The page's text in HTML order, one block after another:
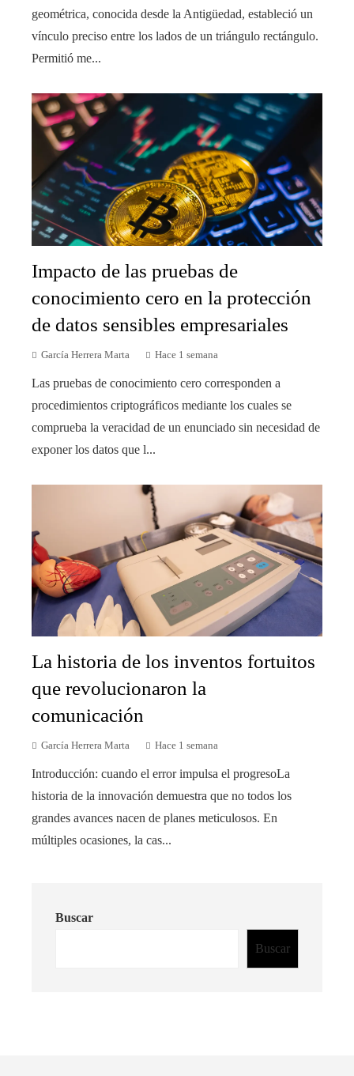
geométrica, conocida desde la Antigüedad, estableció un
vínculo preciso entre los lados de un triángulo rectángulo.
Permitió me...
Impacto de las pruebas de
conocimiento cero en la protección
de datos sensibles empresariales
García Herrera Marta Hace 1 semana
Las pruebas de conocimiento cero corresponden a
procedimientos criptográficos mediante los cuales se
comprueba la veracidad de un enunciado sin necesidad de
exponer los datos que l...
La historia de los inventos fortuitos
que revolucionaron la
comunicación
García Herrera Marta Hace 1 semana
Introducción: cuando el error impulsa el progresoLa
historia de la innovación demuestra que no todos los
grandes avances nacen de planes meticulosos. En
múltiples ocasiones, la cas...
Buscar
Buscar